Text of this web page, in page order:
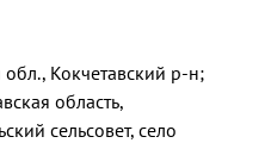
обл., Кокчетавский р-н;
область,
сельсовет, село